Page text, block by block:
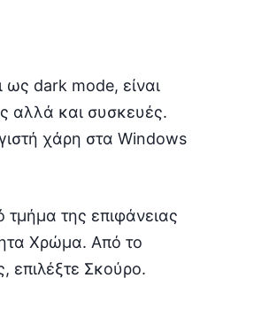
ως dark mode, είναι
αλλά και συσκευές.
χάρη στα Windows
τμήμα της επιφάνειας
Χρώμα. Από το
επιλέξτε Σκούρο.